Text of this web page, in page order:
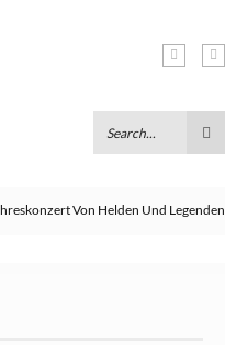
Von Helden Und Legenden